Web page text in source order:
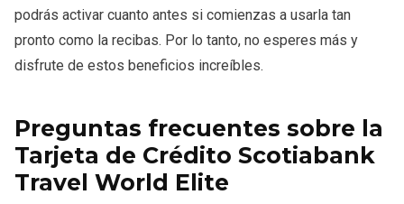
podrás activar cuanto antes si comienzas a usarla tan
pronto como la recibas. Por lo tanto, no esperes más y
disfrute de estos beneficios increíbles.
Preguntas frecuentes sobre la
Tarjeta de Crédito Scotiabank
Travel World Elite